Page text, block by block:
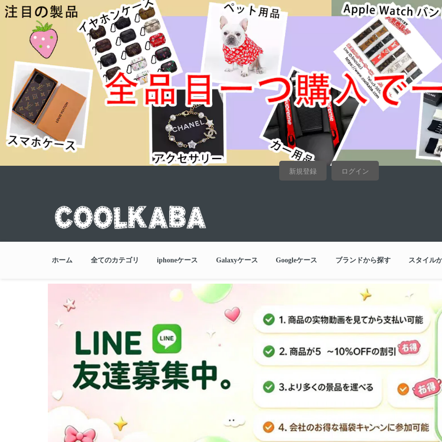
新規登録 ログイン
ホーム 全てのカテゴリ iphoneケース Galaxyケース Googleケース ブランドから探す スタイル